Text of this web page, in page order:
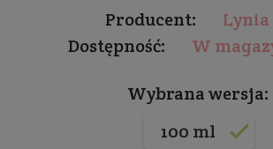
Producent:
Lynia
Dostępność:
W
Wybrana wersja:
100 ml